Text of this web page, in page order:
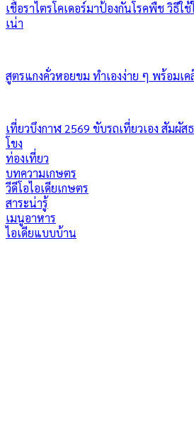
เชื้อราไตรโคเดอร์มาป้องกันโรคพืช วิธีใ
เน่า
สูตรแกงคั่วหอยขม ทำเองง่าย ๆ พร้อมเ
เที่ยวบึงกาฬ 2569 ขับรถเที่ยวเอง สัมผั
โขง
ท่องเที่ยว
บทความเกษตร
วีดีโอไอเดียเกษตร
สาระน่ารู้
เมนูอาหาร
ไอเดียแบบบ้าน